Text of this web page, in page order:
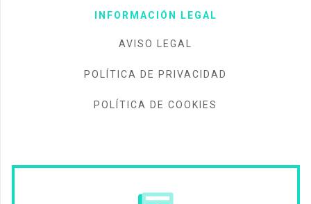
INFORMACIÓN LEGAL
AVISO LEGAL
POLÍTICA DE PRIVACIDAD
POLÍTICA DE COOKIES